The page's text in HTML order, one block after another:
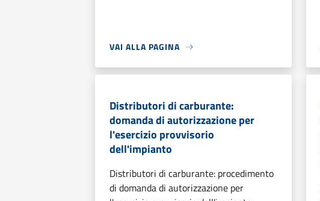
VAI ALLA PAGINA
Distributori di carburante:
domanda di autorizzazione per
l'esercizio provvisorio
dell'impianto
Distributori di carburante: procedimento
di domanda di autorizzazione per